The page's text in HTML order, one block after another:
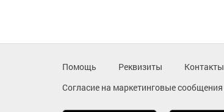
Помощь Реквизиты Контакты
Согласие на маркетинговые сообщения